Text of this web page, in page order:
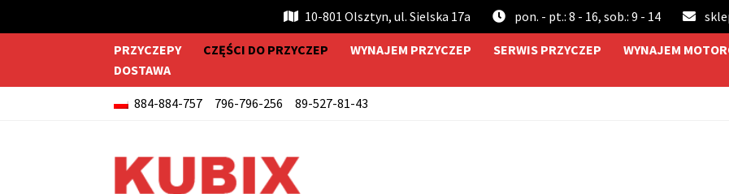
10-801 Olsztyn, ul. Sielska 17a pon. - pt.: 8 - 16, sob.: 9 - 14
PRZYCZEPY CZĘŚCI DO PRZYCZEP WYNAJEM PRZYCZEP SERWIS PRZYCZEP WYNAJEM
DOSTAWA
884-884-757 796-796-256 89-527-81-43
Przejdź
do
Przejdź
do